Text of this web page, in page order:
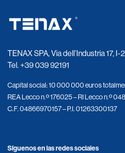
TENAX SPA, Via dell’Industria 17,
Tel.+39 039 92191
Capital social: 10 000 000 euros
REA Lecco n.º 176025 – RI Lecco n.º
C.F. 04866970157 – P.I. 01263300137
Síguenos en las redes sociales